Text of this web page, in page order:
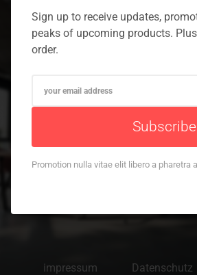
München,
impressum Datenschutz
Sign up to receive updates,
peaks of upcoming products.
order.
Subscribe
Promotion nulla vitae elit libero a pharetra